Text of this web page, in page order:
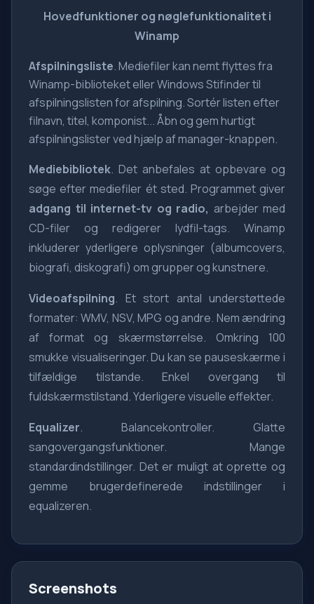
Hovedfunktioner og nøglefunktionalitet i
Winamp
Afspilningsliste. Mediefiler kan nemt flyttes fra
Winamp-biblioteket eller Windows Stifinder til
afspilningslisten for afspilning. Sortér listen efter
filnavn, titel, komponist... Åbn og gem hurtigt
afspilningslister ved hjælp af manager-knappen.
Mediebibliotek. Det anbefales at opbevare og
søge efter mediefiler ét sted. Programmet giver
adgang til internet-tv og radio, arbejder med
CD-filer og redigerer lydfil-tags. Winamp
inkluderer yderligere oplysninger (albumcovers,
biografi, diskografi) om grupper og kunstnere.
Videoafspilning. Et stort antal understøttede
formater: WMV, NSV, MPG og andre. Nem ændring
af format og skærmstørrelse. Omkring 100
smukke visualiseringer. Du kan se pauseskærme i
tilfældige tilstande. Enkel overgang til
fuldskærmstilstand. Yderligere visuelle effekter.
Equalizer. Balancekontroller. Glatte
sangovergangsfunktioner. Mange
standardindstillinger. Det er muligt at oprette og
gemme brugerdefinerede indstillinger i
equalizeren.
Screenshots